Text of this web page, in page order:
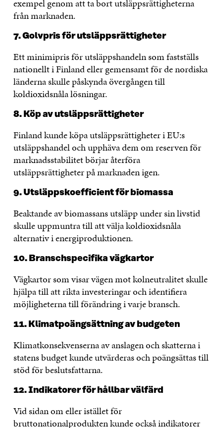
exempel genom att ta bort utsläppsrättigheterna
från marknaden.
7. Golvpris för utsläppsrättigheter
Ett minimipris för utsläppshandeln som fastställs
nationellt i Finland eller gemensamt för de nordiska
länderna skulle påskynda övergången till
koldioxidsnåla lösningar.
8. Köp av utsläppsrättigheter
Finland kunde köpa utsläppsrättigheter i EU:s
utsläppshandel och upphäva dem om reserven för
marknadsstabilitet börjar återföra
utsläppsrättigheter på marknaden igen.
9. Utsläppskoefficient för biomassa
Beaktande av biomassans utsläpp under sin livstid
skulle uppmuntra till att välja koldioxidsnåla
alternativ i energiproduktionen.
10. Branschspecifika vägkartor
Vägkartor som visar vägen mot kolneutralitet skulle
hjälpa till att rikta investeringar och identifiera
möjligheterna till förändring i varje bransch.
11. Klimatpoängsättning av budgeten
Klimatkonsekvenserna av anslagen och skatterna i
statens budget kunde utvärderas och poängsättas till
stöd för beslutsfattarna.
12. Indikatorer för hållbar välfärd
Vid sidan om eller istället för
bruttonationalprodukten kunde också indikatorer